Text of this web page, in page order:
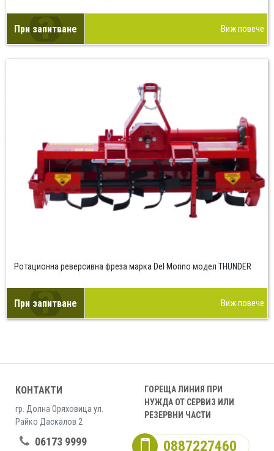
При запитване Виж повече
Ротационна реверсивна фреза марка Del Morino модел THUNDER
При запитване Виж повече
КОНТАКТИ
гр. Долна Оряховица ул.
Райко Даскалов 2
06173 9999
ГОРЕЩА ЛИНИЯ ПРИ
НУЖДА ОТ СЕРВИЗ ИЛИ
РЕЗЕРВНИ ЧАСТИ
0887227460